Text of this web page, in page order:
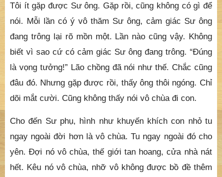
Tôi ít gặp được Sư ông. Gặp rồi, cũng không có gì để
nói. Mỗi lần có ý vô thăm Sư ông, cảm giác Sư ông
đang trông lại rõ mồn một. Lần nào cũng vậy. Không
biết vì sao cứ có cảm giác Sư ông đang trông. “Đúng
là vọng tưởng!” Lão chồng đã nói như thế. Chắc cũng
đâu đó. Nhưng gặp được rồi, thấy ông thôi ngóng. Chỉ
dõi mắt cười. Cũng không thấy nói vô chùa đi con.
Cho đến Sư phụ, hình như khuyến khích con nhỏ tu
ngay ngoài đời hơn là vô chùa. Tu ngay ngoài đó cho
yên. Đợi nó vô chùa, thế giới tan hoang, cửa nhà nát
hết. Kêu nó vô chùa, nhỡ vô không được bồ đề thêm